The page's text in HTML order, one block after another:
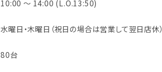
10:00 ～ 14:00 (L.O.13:50)
水曜日・木曜日（祝日の場合は営業して翌日店休）
80台